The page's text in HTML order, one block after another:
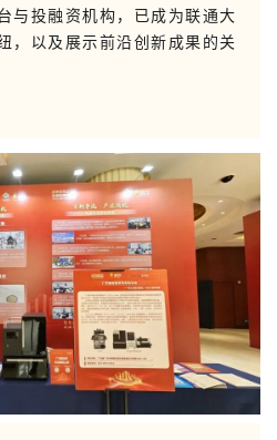
与投融资机构，已成为联通大
，以及展示前沿创新成果的关